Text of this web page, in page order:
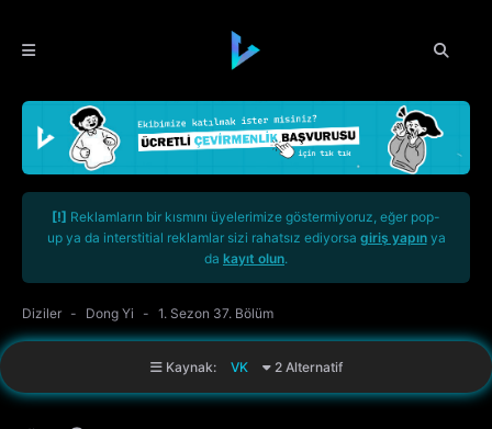
[!] Reklamların bir kısmını üyelerimize göstermiyoruz, eğer pop-
up ya da interstitial reklamlar sizi rahatsız ediyorsa giriş yapınya
da kayıt olun.
Diziler Dong Yi 1. Sezon 37. Bölüm
Kaynak: VK 2 Alternatif